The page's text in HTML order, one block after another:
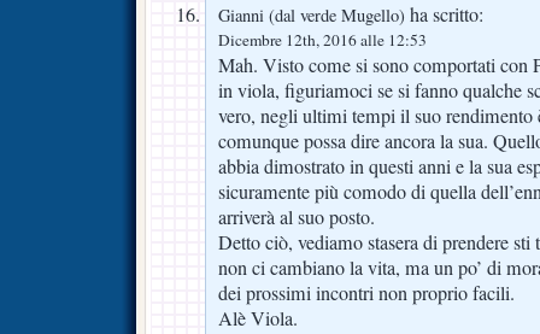
Gianni (dal verde Mugello) ha scritto:
Dicembre 12th, 2016 alle 12:53
Mah. Visto come si sono comportati con
in viola, figuriamoci se si fanno qualche
vero, negli ultimi tempi il suo rendimento
comunque possa dire ancora la sua.
abbia dimostrato in questi anni e la sua
sicuramente più comodo di quella
arriverà al suo posto.
Detto ciò, vediamo stasera di prendere sti
non ci cambiano la vita, ma un po’ di
dei prossimi incontri non proprio facili.
Alè Viola.